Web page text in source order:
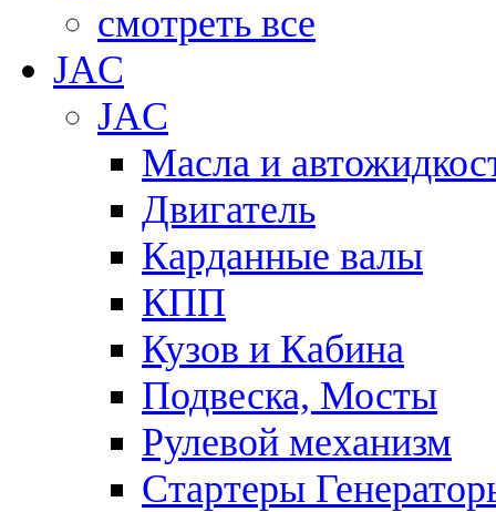
смотреть все
JAC
JAC
Масла и
Двигатель
Карданные валы
КПП
Кузов и Кабина
Подвеска, Мосты
Рулевой механизм
Стартеры